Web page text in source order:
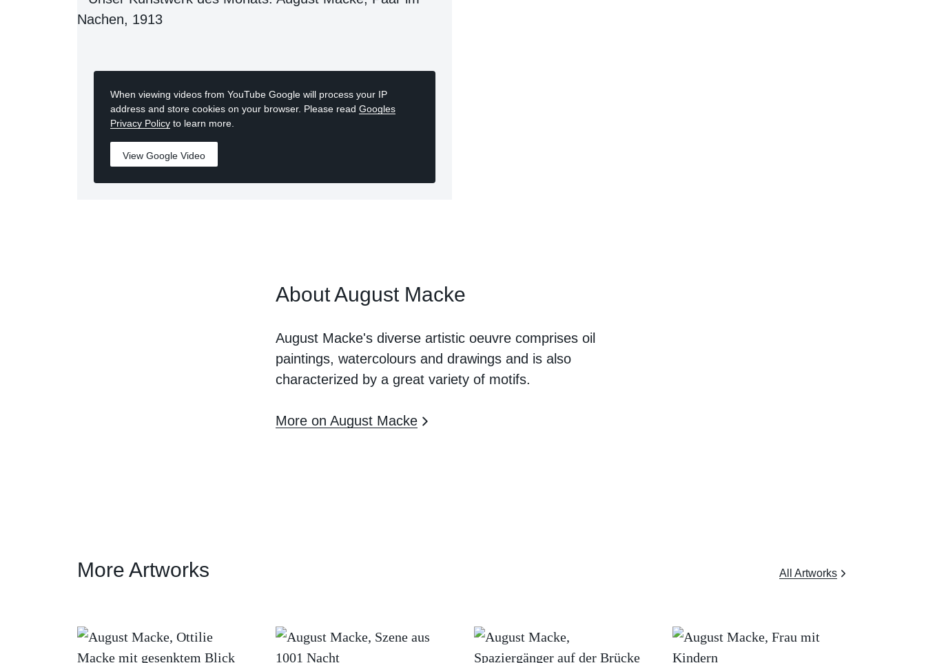
When viewing videos from YouTube Google will process your IP
address and store cookies on your browser. Please read Googles
Privacy Policy to learn more.
View Google Video
About August Macke
August Macke's diverse artistic oeuvre comprises oil
paintings, watercolours and drawings and is also
characterized by a great variety of motifs.
More on August Macke
More Artworks All Artworks